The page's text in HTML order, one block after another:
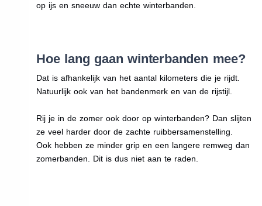
op ijs en sneeuw dan echte winterbanden.
Hoe lang gaan winterbanden mee?
Dat is afhankelijk van het aantal kilometers die je rijdt.
Natuurlijk ook van het bandenmerk en van de rijstijl.
Rij je in de zomer ook door op winterbanden? Dan slijten
ze veel harder door de zachte ruibbersamenstelling.
Ook hebben ze minder grip en een langere remweg dan
zomerbanden. Dit is dus niet aan te raden.